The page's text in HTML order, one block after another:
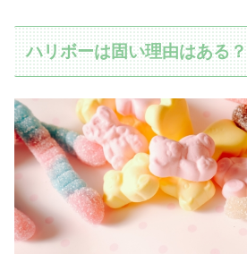
ハリボーは固い理由はある？